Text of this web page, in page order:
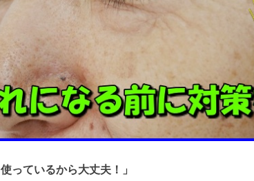
っているから大丈夫！」